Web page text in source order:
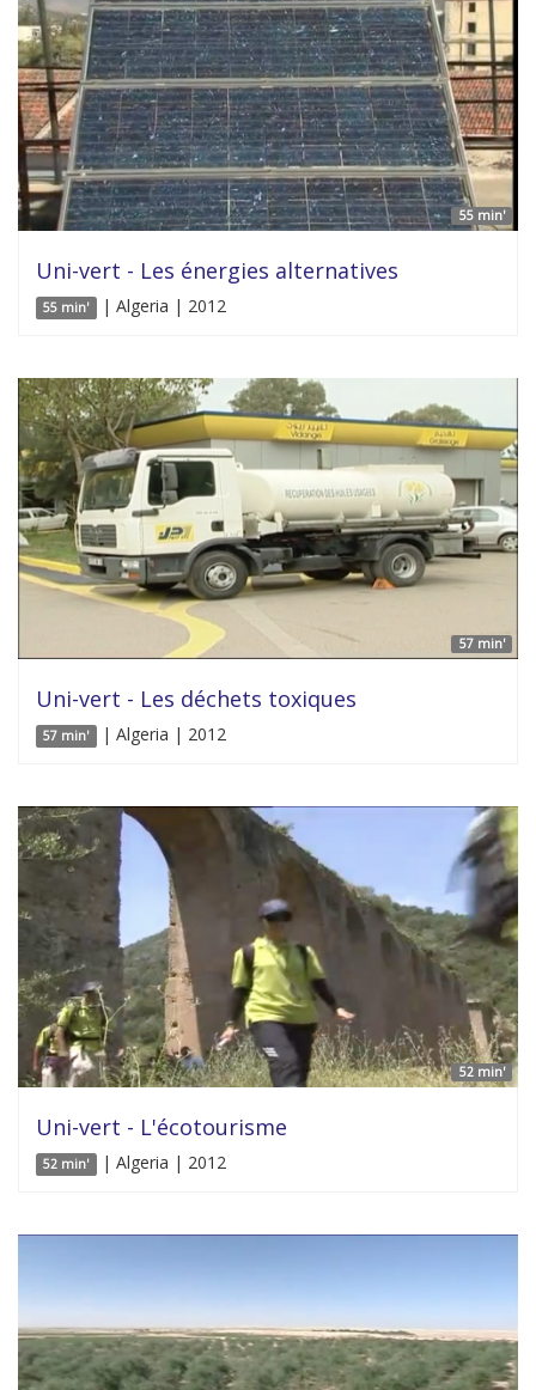
55 min'
Uni-vert - Les énergies alternatives
55 min' | Algeria | 2012
57 min'
Uni-vert - Les déchets toxiques
57 min' | Algeria | 2012
52 min'
Uni-vert - L'écotourisme
52 min' | Algeria | 2012